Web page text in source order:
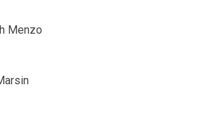
Menzo